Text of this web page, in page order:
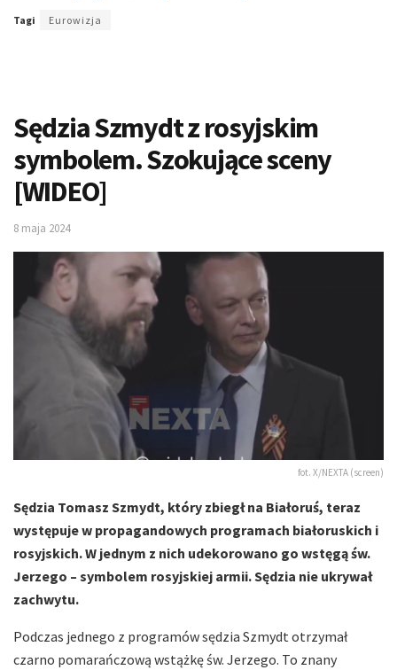
Tagi Eurowizja
Sędzia Szmydt z rosyjskim
symbolem. Szokujące sceny
[WIDEO]
8 maja 2024
fot. X/NEXTA (screen)
Sędzia Tomasz Szmydt, który zbiegł na Białoruś, teraz
występuje w propagandowych programach białoruskich i
rosyjskich. W jednym z nich udekorowano go wstęgą św.
Jerzego – symbolem rosyjskiej armii. Sędzia nie ukrywał
zachwytu.
Podczas jednego z programów sędzia Szmydt otrzymał
czarno pomarańczową wstążkę św. Jerzego. To znany